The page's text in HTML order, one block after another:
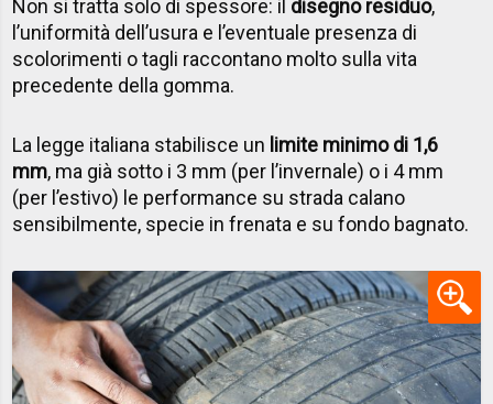
Non si tratta solo di spessore: il disegno residuo,
l’uniformità dell’usura e l’eventuale presenza di
scolorimenti o tagli raccontano molto sulla vita
precedente della gomma.
La legge italiana stabilisce un limite minimo di 1,6
mm, ma già sotto i 3 mm (per l’invernale) o i 4 mm
(per l’estivo) le performance su strada calano
sensibilmente, specie in frenata e su fondo bagnato.